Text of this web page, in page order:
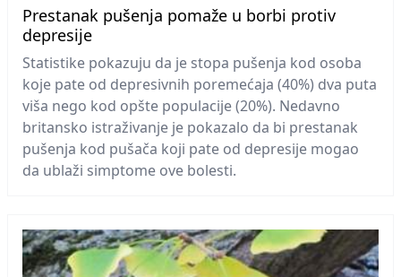
Prestanak pušenja pomaže u borbi protiv
depresije
Statistike pokazuju da je stopa pušenja kod osoba
koje pate od depresivnih poremećaja (40%) dva puta
viša nego kod opšte populacije (20%). Nedavno
britansko istraživanje je pokazalo da bi prestanak
pušenja kod pušača koji pate od depresije mogao
da ublaži simptome ove bolesti.